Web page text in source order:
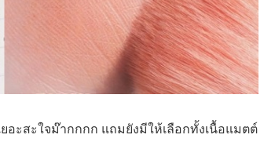
อะสะใจม๊ากกกก แถมยังมีให้เลือกทั้งเนื้อแมตต์